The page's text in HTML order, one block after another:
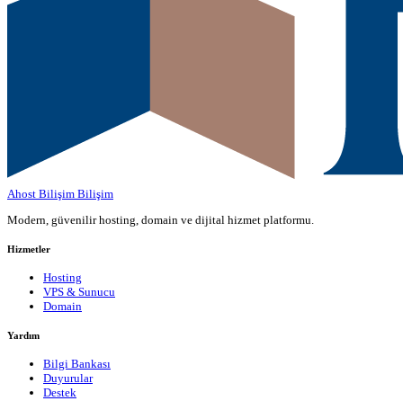
Ahost Bilişim Bilişim
Modern, güvenilir hosting, domain ve dijital hizmet platformu.
Hizmetler
Hosting
VPS & Sunucu
Domain
Yardım
Bilgi Bankası
Duyurular
Destek